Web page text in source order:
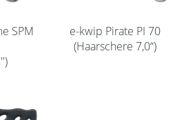
SPM
e-kwip Pirate PI 70
(Haarschere 7,0“)